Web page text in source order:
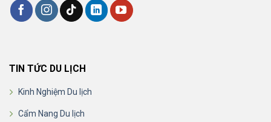
TIN TỨC DU LỊCH
Kinh Nghiệm Du lịch
Cẩm Nang Du lịch